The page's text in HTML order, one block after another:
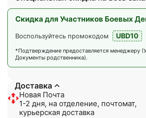
Скидка для Участников Боевых
Воспользуйтесь промокодом UBD10
*Подтверждение предоставляется менеджеру
Документы родственника).
Доставка
Новая Почта
1-2 дня, на отделение, почтомат,
курьерская доставка